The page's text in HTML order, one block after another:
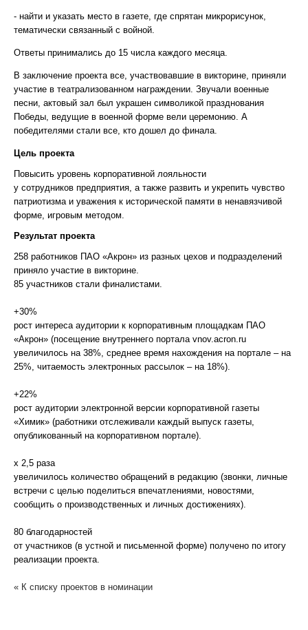
- найти и указать место в газете, где спрятан микрорисунок,
тематически связанный с войной.
Ответы принимались до 15 числа каждого месяца.
В заключение проекта все, участвовавшие в викторине, приняли
участие в театрализованном награждении. Звучали военные
песни, актовый зал был украшен символикой празднования
Победы, ведущие в военной форме вели церемонию. А
победителями стали все, кто дошел до финала.
Цель проекта
Повысить уровень корпоративной лояльности
у сотрудников предприятия, а также развить и укрепить чувство
патриотизма и уважения к исторической памяти в ненавязчивой
форме, игровым методом.
Результат проекта
258 работников ПАО «Акрон» из разных цехов и подразделений
приняло участие в викторине.
85 участников стали финалистами.
+30%
рост интереса аудитории к корпоративным площадкам ПАО
«Акрон» (посещение внутреннего портала vnov.acron.ru
увеличилось на 38%, среднее время нахождения на портале – на
25%, читаемость электронных рассылок – на 18%).
+22%
рост аудитории электронной версии корпоративной газеты
«Химик» (работники отслеживали каждый выпуск газеты,
опубликованный на корпоративном портале).
х 2,5 раза
увеличилось количество обращений в редакцию (звонки, личные
встречи с целью поделиться впечатлениями, новостями,
сообщить о производственных и личных достижениях).
80 благодарностей
от участников (в устной и письменной форме) получено по итогу
реализации проекта.
« К списку проектов в номинации